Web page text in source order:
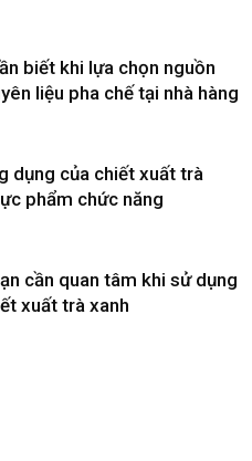
biết khi lựa chọn nguồn
liệu pha chế tại nhà hàng
dụng của chiết xuất trà
phẩm chức năng
cần quan tâm khi sử dụng
xuất trà xanh